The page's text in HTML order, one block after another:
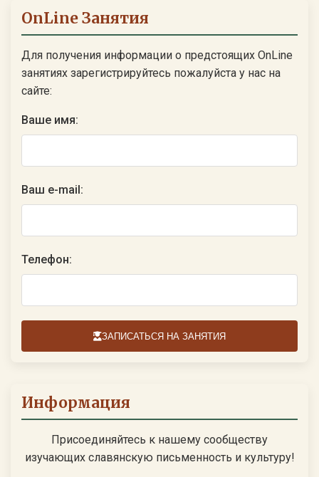
OnLine Занятия
Для получения информации о предстоящих OnLine
занятиях зарегистрируйтесь пожалуйста у нас на
сайте:
Ваше имя:
Ваш e-mail:
Телефон:
ЗАПИСАТЬСЯ НА ЗАНЯТИЯ
Информация
Присоединяйтесь к нашему сообществу
изучающих славянскую письменность и культуру!